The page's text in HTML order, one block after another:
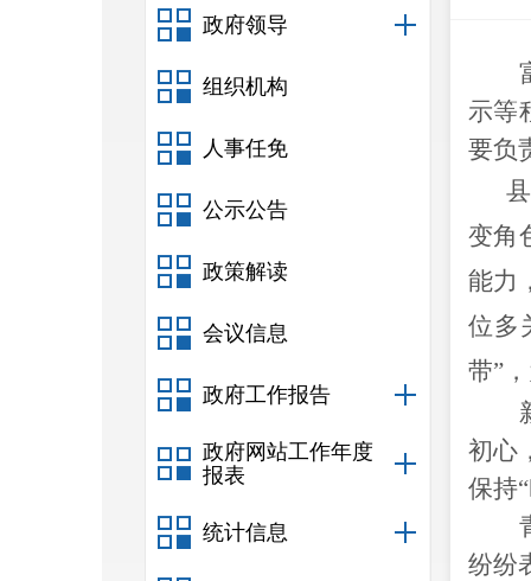
政府领导
组织机构
人事任免
公示公告
政策解读
会议信息
政府工作报告
政府网站工作年度
报表
统计信息
示等
要负
变角
能力
位多
带”
初心
保持“
纷纷